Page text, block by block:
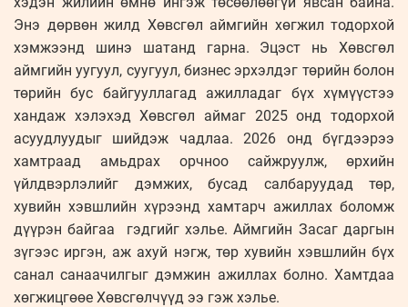
Энэ дөрвөн жилд Хөвсгөл аймгийн хөгжил тодорхой
хэмжээнд шинэ шатанд гарна. Эцэст нь Хөвсгөл
аймгийн уугуул, суугуул, бизнес эрхэлдэг төрийн болон
төрийн бус байгууллагад ажилладаг бүх хүмүүстээ
хандаж хэлэхэд Хөвсгөл аймаг 2025 онд тодорхой
асуудлуудыг шийдэж чадлаа. 2026 онд бүгдээрээ
хамтраад амьдрах орчноо сайжруулж, өрхийн
үйлдвэрлэлийг дэмжих, бусад салбаруудад төр,
хувийн хэвшлийн хүрээнд хамтарч ажиллах боломж
дүүрэн байгаа гэдгийг хэлье. Аймгийн Засаг даргын
зүгээс иргэн, аж ахуй нэгж, төр хувийн хэвшлийн бүх
санал санаачилгыг дэмжин ажиллах болно. Хамтдаа
хөгжицгөөе Хөвсгөлчүүд ээ гэж хэлье.